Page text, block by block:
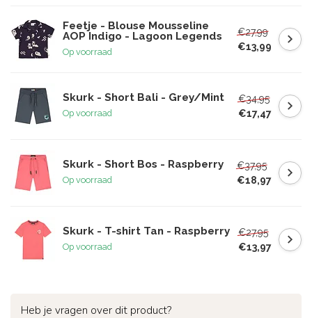
Feetje - Blouse Mousseline
AOP Indigo - Lagoon Legends
Op voorraad
€27,99
€13,99
Skurk - Short Bali - Grey/Mint
Op voorraad
€34,95
€17,47
Skurk - Short Bos - Raspberry
Op voorraad
€37,95
€18,97
Skurk - T-shirt Tan - Raspberry
Op voorraad
€27,95
€13,97
Heb je vragen over dit product?